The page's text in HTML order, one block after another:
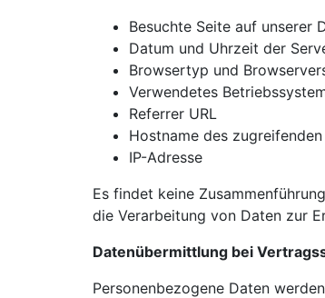
Besuchte Seite auf unserer
Datum und Uhrzeit der
Browsertyp und
Verwendetes
Referrer URL
Hostname des zugreifenden
IP-Adresse
Es findet keine
die Verarbeitung von Daten zur
Datenübermittlung bei
Personenbezogene Daten